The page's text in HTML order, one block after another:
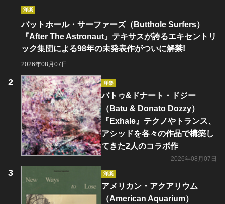
洋楽
バットホール・サーファーズ（Butthole Surfers）
『After The Astronaut』テキサスが誇るエキセントリ
ック集団による98年の未発表作がついに解禁!
2026年08月07日
洋楽
バトゥ&ドナート・ドジー
（Batu & Donato Dozzy）
『Exhale』テクノやトランス、
アシッドを各々の作品で構築し
てきた2人のコラボ作
2026年08月07日
洋楽
アメリカン・アクアリウム
（American Aquarium）